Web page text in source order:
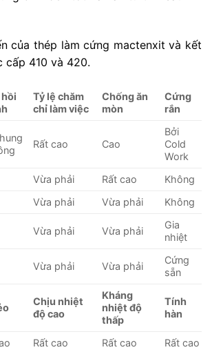
của thép làm cứng mactenxit và kết
cấp 410 và 420.
hồi
Tỷ lệ chăm
chỉ làm việc
Chống ăn
mòn
Cứng
rắn
Rất cao Cao
Bởi
Cold
Work
Vừa phải Rất cao
Không
Vừa phải Vừa phải Không
Vừa phải Vừa phải
Gia
nhiệt
Vừa phải Vừa phải
Cứng
sẵn
Chịu nhiệt
độ cao
Kháng
nhiệt độ
thấp
Tính
hàn
Rất cao Rất cao
Rất cao